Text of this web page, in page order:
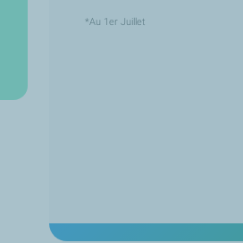
*Au 1er Juillet